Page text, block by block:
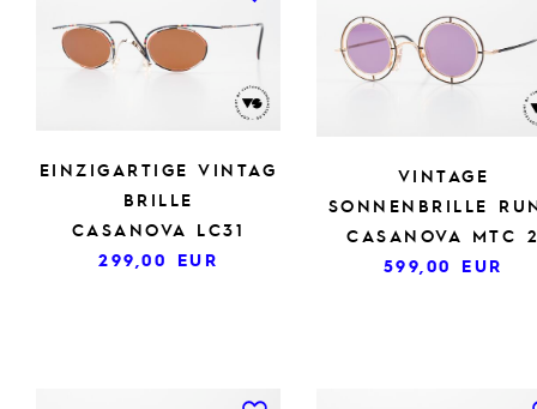
EINZIGARTIGE VINTAG
BRILLE
CASANOVA LC31
299,00 EUR
VINTAGE
SONNENBRILLE
CASANOVA MTC
599,00 EUR